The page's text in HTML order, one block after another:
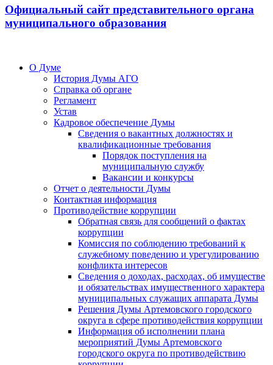
Официальный сайт представительного органа
муниципального образования
О Думе
История Думы АГО
Справка об органе
Регламент
Устав
Кадровое обеспечение Думы
Сведения о вакантных должностях и
квалификационные требования
Порядок поступления на
муниципальную службу
Вакансии и конкурсы
Отчет о деятельности Думы
Контактная информация
Противодействие коррупции
Обратная связь для сообщений о фактах
коррупции
Комиссия по соблюдению требований к
служебному поведению и урегулированию
конфликта интересов
Сведения о доходах, расходах, об имуществе
и обязательствах имущественного характера
муниципальных служащих аппарата Думы
Решения Думы Артемовского городского
округа в сфере противодействия коррупции
Информация об исполнении плана
мероприятий Думы Артемовского
городского округа по противодействию